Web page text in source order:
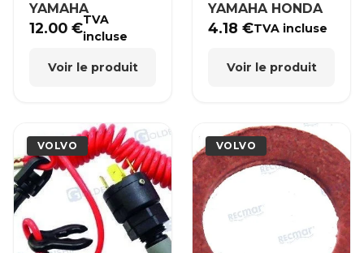
YAMAHA
12.00€TVA
incluse
Voir le produit
YAMAHA HONDA
4.18€TVA incluse
Voir le produit
VOLVO VOLVO